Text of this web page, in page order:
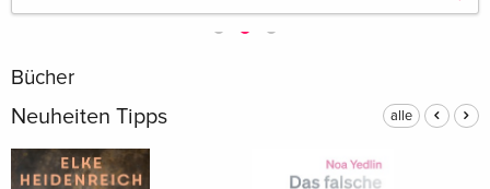
Bücher
Neuheiten Tipps alle